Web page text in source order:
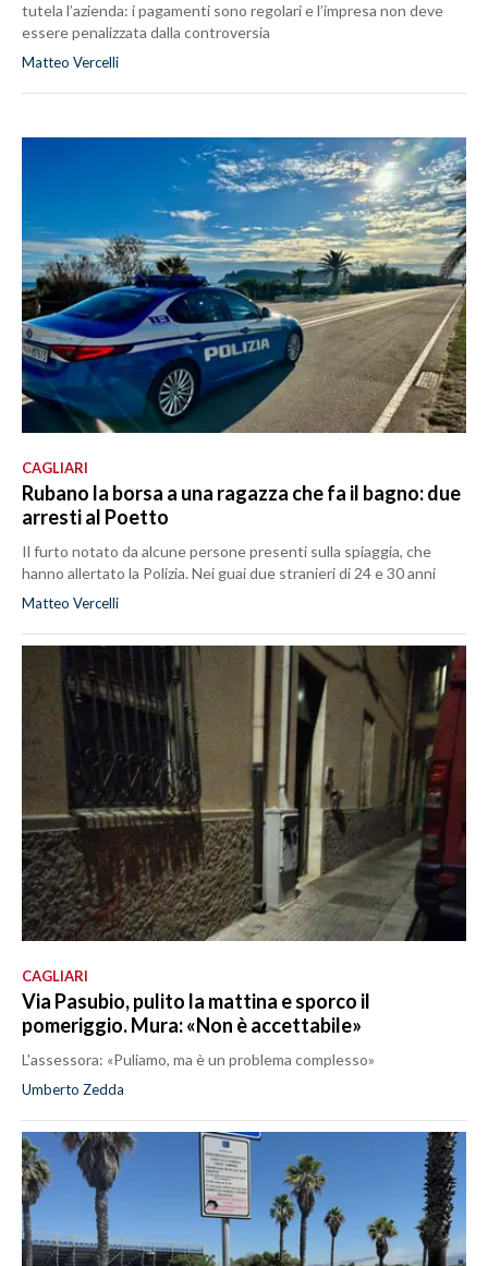
tutela l’azienda: i pagamenti sono regolari e l’impresa non deve
essere penalizzata dalla controversia
Matteo Vercelli
CAGLIARI
Rubano la borsa a una ragazza che fa il bagno: due
arresti al Poetto
Il furto notato da alcune persone presenti sulla spiaggia, che
hanno allertato la Polizia. Nei guai due stranieri di 24 e 30 anni
Matteo Vercelli
CAGLIARI
Via Pasubio, pulito la mattina e sporco il
pomeriggio. Mura: «Non è accettabile»
L'assessora: «Puliamo, ma è un problema complesso»
Umberto Zedda